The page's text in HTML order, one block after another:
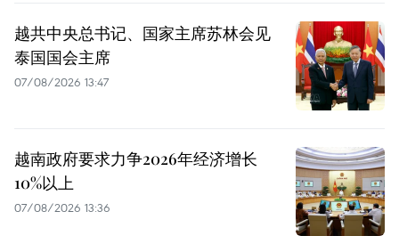
越共中央总书记、国家主席苏林会见
泰国国会主席
07/08/2026 13:47
越南政府要求力争2026年经济增长
10%以上
07/08/2026 13:36